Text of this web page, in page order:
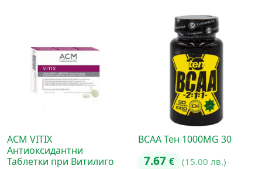
ACM VITIX
Антиоксидантни
Таблетки при Витилиго
BCAA Тен 1000MG 30
7.67 € (15.00 лв.)